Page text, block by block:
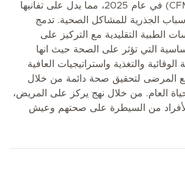
للطب الوظيفي (CFMP) في عام 2025، مما يدل على تفانيها
الجذرية للمشاكل الصحية. تدمج
الطبية التقليدية مع التركيز على
التي تؤثر على الصحة حيث انها
والتغذية واستراتيجيات العافية
المرضى لتحقيق صحة دائمة من خلال
العام. من خلال نهج يركز على المريض،
الأفراد من السيطرة على صحتهم وعيش